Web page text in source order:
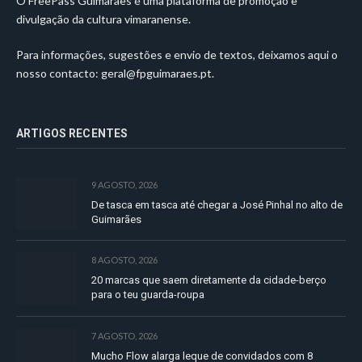
divulgação da cultura vimaranense.
Para informações, sugestões e envio de textos, deixamos aqui o
nosso contacto: geral@fpguimaraes.pt.
ARTIGOS RECENTES
9 AGOSTO, 2026
De tasca em tasca até chegar a José Pinhal no alto de
Guimarães
8 AGOSTO, 2026
20 marcas que saem diretamente da cidade-berço
para o teu guarda-roupa
7 AGOSTO, 2026
Mucho Flow alarga leque de convidados com 8